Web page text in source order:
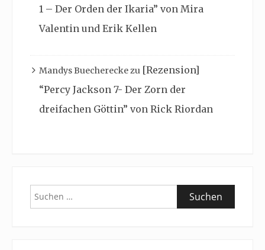
1 – Der Orden der Ikaria” von Mira
Valentin und Erik Kellen
Mandys Buechereckezu [Rezension]
“Percy Jackson 7- Der Zorn der
dreifachen Göttin” von Rick Riordan
Suchen
nach: